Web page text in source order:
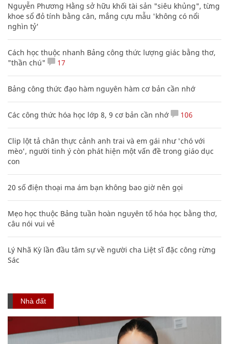
Nguyễn Phương Hằng sở hữu khối tài sản "siêu khủng", từng
khoe sổ đỏ tính bằng cân, mắng cựu mẫu 'không có nổi
nghìn tỷ'
Cách học thuộc nhanh Bảng công thức lượng giác bằng thơ,
"thần chú"
17
Bảng công thức đạo hàm nguyên hàm cơ bản cần nhớ
Các công thức hóa học lớp 8, 9 cơ bản cần nhớ 106
Clip lột tả chân thực cảnh anh trai và em gái như 'chó với
mèo', người tinh ý còn phát hiện một vấn đề trong giáo dục
con
20 số điện thoại ma ám bạn không bao giờ nên gọi
Mẹo học thuộc Bảng tuần hoàn nguyên tố hóa học bằng thơ,
câu nói vui vẻ
Lý Nhã Kỳ lần đầu tâm sự về người cha Liệt sĩ đặc công rừng
Sác
Nhà đất